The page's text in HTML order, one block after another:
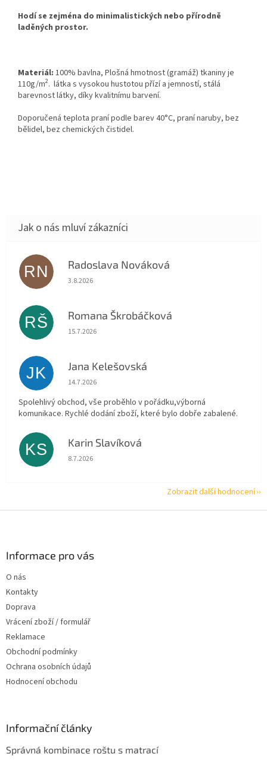
Hodí se zejména do minimalistických nebo přírodně
laděných prostor.
Materiál: 100% bavlna, Plošná hmotnost (gramáž) tkaniny je
110g/m2. látka s vysokou hustotou přízí a jemností, stálá
barevnost látky, díky kvalitnímu barvení.
Doporučená teplota praní podle barev 40°C, praní naruby, bez
bělidel, bez chemických čistidel.
RN Radoslava Nováková
Hodnocení obchodu je 5 z 5 hvězdiček.
3.8.2026
RŠ Romana Škrobáčková
Hodnocení obchodu je 5 z 5 hvězdiček.
15.7.2026
JK Jana Kelešovská
Hodnocení obchodu je 5 z 5 hvězdiček.
14.7.2026
Spolehlivý obchod, vše proběhlo v pořádku,výborná
komunikace. Rychlé dodání zboží, které bylo dobře zabalené.
KS Karin Slavíková
Hodnocení obchodu je 5 z 5 hvězdiček.
8.7.2026
Zobrazit další hodnocení
Informace pro vás
O nás
Kontakty
Doprava
Vrácení zboží / formulář
Reklamace
Obchodní podmínky
Ochrana osobních údajů
Hodnocení obchodu
Informační články
Správná kombinace roštu s matrací